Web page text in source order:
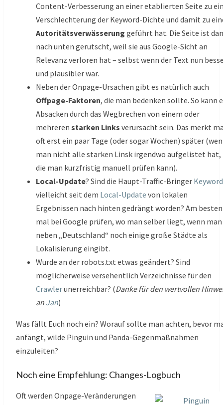
Content-Verbesserung an einer etablierten Seite zu
Verschlechterung der Keyword-Dichte und damit zu
Autoritätsverwässerung geführt hat. Die Seite ist
nach unten gerutscht, weil sie aus Google-Sicht an
Relevanz verloren hat – selbst wenn der Text nun
und plausibler war.
Neben der Onpage-Ursachen gibt es natürlich auch
Offpage-Faktoren, die man bedenken sollte. So kann
Absacken durch das Wegbrechen von einem oder
mehreren starken Links verursacht sein. Das merkt
oft erst ein paar Tage (oder sogar Wochen) später
man nicht alle starken Linsk irgendwo aufgelistet hat,
die man kurzfristig manuell prüfen kann).
Local-Update? Sind die Haupt-Traffic-Bringer
vielleicht seit dem Local-Update von lokalen
Ergebnissen nach hinten gedrängt worden? Am besten
mal bei Google prüfen, wo man selber liegt, wenn man
neben „Deutschland“ noch einige große Städte als
Lokalisierung eingibt.
Wurde an der robots.txt etwas geändert? Sind
möglicherweise versehentlich Verzeichnisse für den
Crawlerunerreichbar? (Danke für den wertvollen
an Jan)
Was fällt Euch noch ein? Worauf sollte man achten, bevor
anfängt, wilde Pinguin und Panda-Gegenmaßnahmen
einzuleiten?
Noch eine Empfehlung: Changes-Logbuch
Oft werden Onpage-Veränderungen